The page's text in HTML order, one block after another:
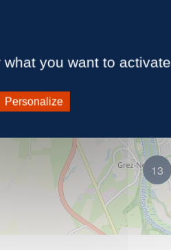
13
you want to activate
Personalize